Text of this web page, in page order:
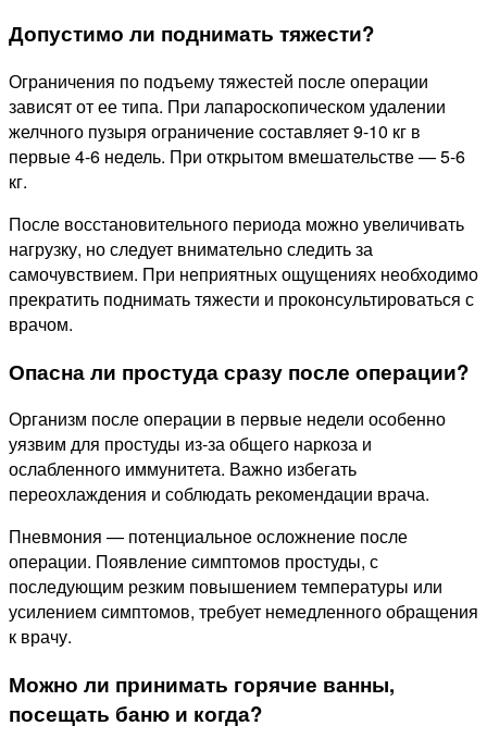
Допустимо ли поднимать тяжести?
Ограничения по подъему тяжестей после операции
зависят от ее типа. При лапароскопическом удалении
желчного пузыря ограничение составляет 9-10 кг в
первые 4-6 недель. При открытом вмешательстве — 5-6
кг.
После восстановительного периода можно увеличивать
нагрузку, но следует внимательно следить за
самочувствием. При неприятных ощущениях необходимо
прекратить поднимать тяжести и проконсультироваться с
врачом.
Опасна ли простуда сразу после операции?
Организм после операции в первые недели особенно
уязвим для простуды из-за общего наркоза и
ослабленного иммунитета. Важно избегать
переохлаждения и соблюдать рекомендации врача.
Пневмония — потенциальное осложнение после
операции. Появление симптомов простуды, с
последующим резким повышением температуры или
усилением симптомов, требует немедленного обращения
к врачу.
Можно ли принимать горячие ванны,
посещать баню и когда?